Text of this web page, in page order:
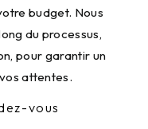
budget. Nous
du processus,
pour garantir un
attentes.
vous